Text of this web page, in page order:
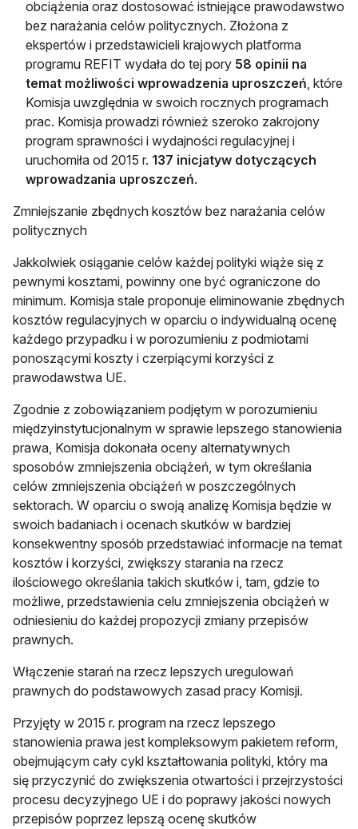
obciążenia oraz dostosować istniejące prawodawstwo
bez narażania celów politycznych. Złożona z
ekspertów i przedstawicieli krajowych platforma
programu REFIT wydała do tej pory 58 opinii na
temat możliwości wprowadzenia uproszczeń, które
Komisja uwzględnia w swoich rocznych programach
prac. Komisja prowadzi również szeroko zakrojony
program sprawności i wydajności regulacyjnej i
uruchomiła od 2015 r. 137 inicjatyw dotyczących
wprowadzania uproszczeń.
Zmniejszanie zbędnych kosztów bez narażania celów
politycznych
Jakkolwiek osiąganie celów każdej polityki wiąże się z
pewnymi kosztami, powinny one być ograniczone do
minimum. Komisja stale proponuje eliminowanie zbędnych
kosztów regulacyjnych w oparciu o indywidualną ocenę
każdego przypadku i w porozumieniu z podmiotami
ponoszącymi koszty i czerpiącymi korzyści z
prawodawstwa UE.
Zgodnie z zobowiązaniem podjętym w porozumieniu
międzyinstytucjonalnym w sprawie lepszego stanowienia
prawa, Komisja dokonała oceny alternatywnych
sposobów zmniejszenia obciążeń, w tym określania
celów zmniejszenia obciążeń w poszczególnych
sektorach. W oparciu o swoją analizę Komisja będzie w
swoich badaniach i ocenach skutków w bardziej
konsekwentny sposób przedstawiać informacje na temat
kosztów i korzyści, zwiększy starania na rzecz
ilościowego określania takich skutków i, tam, gdzie to
możliwe, przedstawienia celu zmniejszenia obciążeń w
odniesieniu do każdej propozycji zmiany przepisów
prawnych.
Włączenie starań na rzecz lepszych uregulowań
prawnych do podstawowych zasad pracy Komisji.
Przyjęty w 2015 r. program na rzecz lepszego
stanowienia prawa jest kompleksowym pakietem reform,
obejmującym cały cykl kształtowania polityki, który ma
się przyczynić do zwiększenia otwartości i przejrzystości
procesu decyzyjnego UE i do poprawy jakości nowych
przepisów poprzez lepszą ocenę skutków